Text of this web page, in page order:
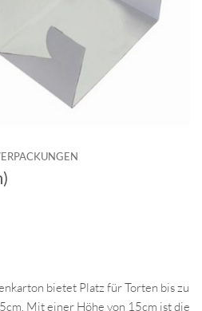
bietet Platz für Torten bis zu
Mit einer Höhe von 15cm ist die